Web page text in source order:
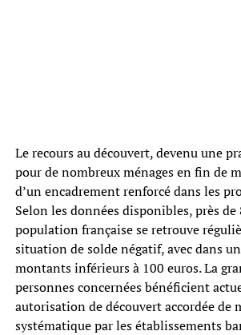
Le recours au découvert, devenu une
pour de nombreux ménages en fin de
d’un encadrement renforcé dans les
Selon les données disponibles, près de
population française se retrouve
situation de solde négatif, avec dans
montants inférieurs à 100 euros. La
personnes concernées bénéficient
autorisation de découvert accordée de
systématique par les établissements